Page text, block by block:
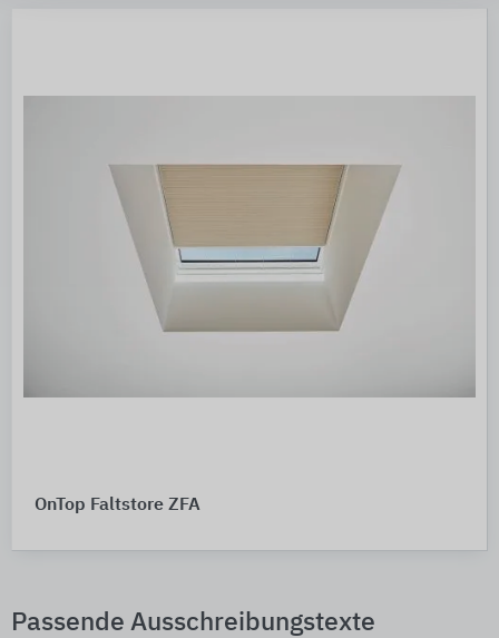
OnTop Faltstore ZFA
Passende Ausschreibungstexte